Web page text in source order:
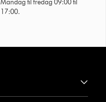
Mandag til fredag 09:00 til
17:00.